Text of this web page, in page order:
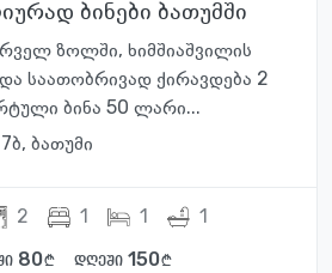
ბინები ბათუმში
ზოლში, ხიმშიაშვილის
საათობრივად ქირავდება 2
ბინა 50 ლარი...
ბათუმი
2 1 1 1
80 დღეში 150